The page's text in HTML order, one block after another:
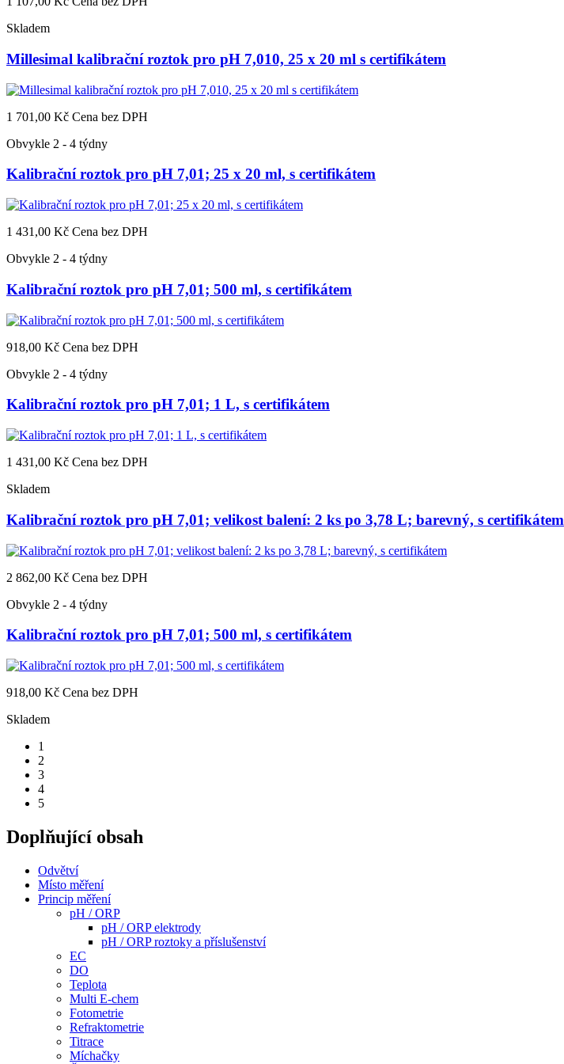
Skladem
Millesimal kalibrační roztok pro pH 7,010, 25 x 20 ml s certifikátem
1 701,00 Kč Cena bez DPH
Obvykle 2 - 4 týdny
Kalibrační roztok pro pH 7,01; 25 x 20 ml, s certifikátem
1 431,00 Kč Cena bez DPH
Obvykle 2 - 4 týdny
Kalibrační roztok pro pH 7,01; 500 ml, s certifikátem
918,00 Kč Cena bez DPH
Obvykle 2 - 4 týdny
Kalibrační roztok pro pH 7,01; 1 L, s certifikátem
1 431,00 Kč Cena bez DPH
Skladem
Kalibrační roztok pro pH 7,01; velikost balení: 2 ks po 3,78 L; barevný, s certifikátem
2 862,00 Kč Cena bez DPH
Obvykle 2 - 4 týdny
Kalibrační roztok pro pH 7,01; 500 ml, s certifikátem
918,00 Kč Cena bez DPH
Skladem
1
2
3
4
5
Doplňující obsah
Odvětví
Místo měření
Princip měření
pH / ORP
pH / ORP elektrody
pH / ORP roztoky a příslušenství
EC
DO
Teplota
Multi E-chem
Fotometrie
Refraktometrie
Titrace
Míchačky